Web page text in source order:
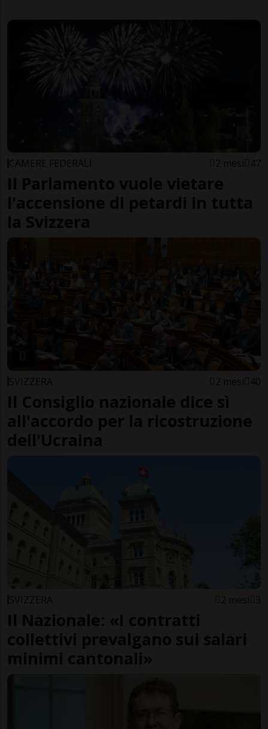
CAMERE FEDERALI 2 mesi 47
Il Parlamento vuole vietare
l'accensione di petardi in tutta
la Svizzera
SVIZZERA 2 mesi 40
Il Consiglio nazionale dice sì
all'accordo per la ricostruzione
dell'Ucraina
SVIZZERA 2 mesi 3
Il Nazionale: «I contratti
collettivi prevalgano sui salari
minimi cantonali»